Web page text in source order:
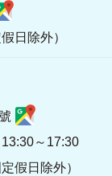
日除外）
～17:30
假日除外）